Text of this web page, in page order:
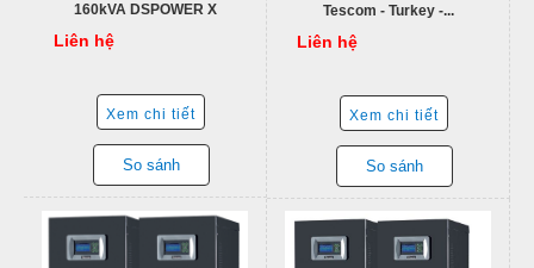
160kVA DSPOWER X
Liên hệ
Xem chi tiết
So sánh
Tescom - Turkey -...
Liên hệ
Xem chi tiết
So sánh